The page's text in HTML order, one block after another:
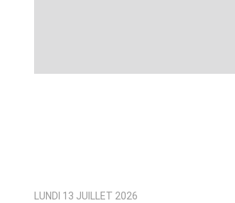
LUNDI 13 JUILLET 2026